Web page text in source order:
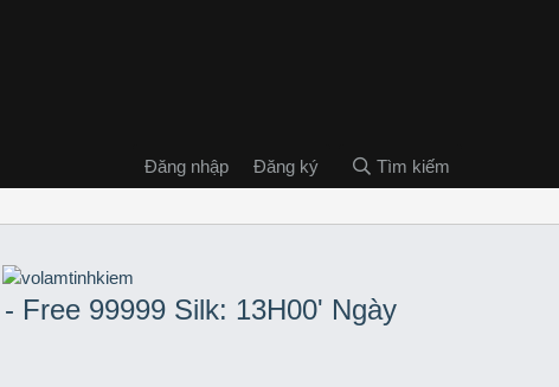
Đăng nhập Đăng ký Tìm kiếm
Free 99999 Silk: 13H00' Ngày